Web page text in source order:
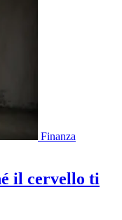
Finanza
il cervello ti